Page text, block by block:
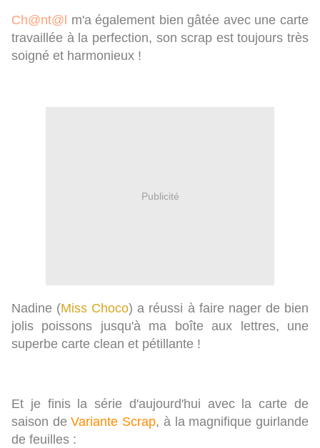
Ch@nt@l m'a également bien gâtée avec une carte
travaillée à la perfection, son scrap est toujours très
soigné et harmonieux !
Publicité
Nadine (Miss Choco) a réussi à faire nager de bien
jolis poissons jusqu'à ma boîte aux lettres, une
superbe carte clean et pétillante !
Et je finis la série d'aujourd'hui avec la carte de
saison deVariante Scrap, à la magnifique guirlande
de feuilles :